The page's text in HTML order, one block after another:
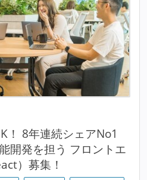
！ 8年連続シェアNo1
開発を担う フロントエ
）募集！